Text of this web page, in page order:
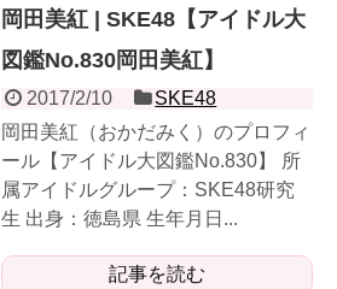
岡田美紅 | SKE48【アイドル大
図鑑No.830岡田美紅】
2017/2/10
SKE48
岡田美紅（おかだみく）のプロフィ
ール【アイドル大図鑑No.830】 所
属アイドルグループ：SKE48研究
生 出身：徳島県 生年月日...
記事を読む